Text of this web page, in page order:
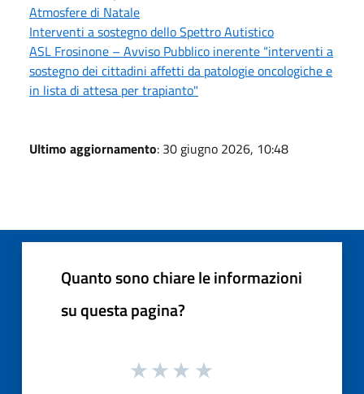
Atmosfere di Natale
Interventi a sostegno dello Spettro Autistico
ASL Frosinone – Avviso Pubblico inerente “interventi a
sostegno dei cittadini affetti da patologie oncologiche e
in lista di attesa per trapianto"
Ultimo aggiornamento: 30 giugno 2026, 10:48
Quanto sono chiare le informazioni
su questa pagina?